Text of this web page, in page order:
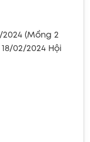
2024 (Mồng 2
02/2024 Hội